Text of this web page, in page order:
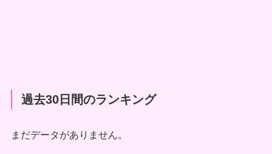
過去30日間のランキング
まだデータがありません。